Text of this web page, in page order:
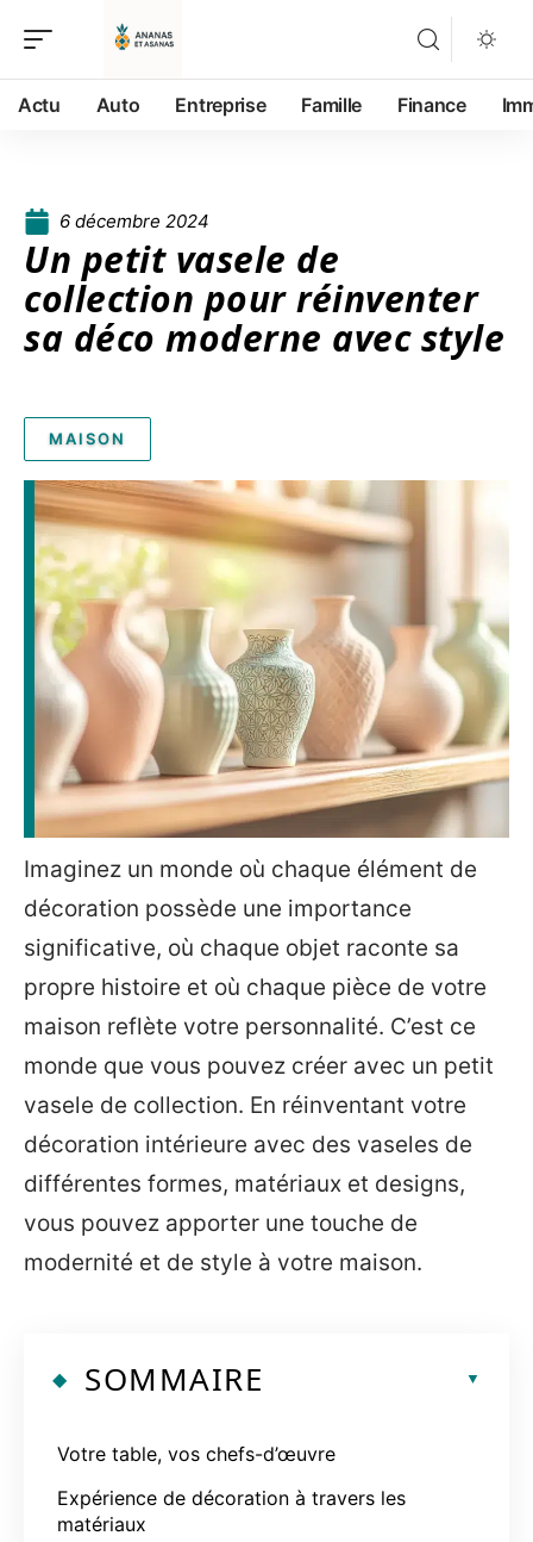
Actu Auto Entreprise Famille Finance
6 décembre 2024
Un petit vasele de
collection pour réinventer
sa déco moderne avec style
MAISON
Imaginez un monde où chaque élément de
décoration possède une importance
significative, où chaque objet raconte sa
propre histoire et où chaque pièce de votre
maison reflète votre personnalité. C’est ce
monde que vous pouvez créer avec un petit
vasele de collection. En réinventant votre
décoration intérieure avec des vaseles de
différentes formes, matériaux et designs,
vous pouvez apporter une touche de
modernité et de style à votre maison.
SOMMAIRE
Votre table, vos chefs-d’œuvre
Expérience de décoration à travers les
matériaux